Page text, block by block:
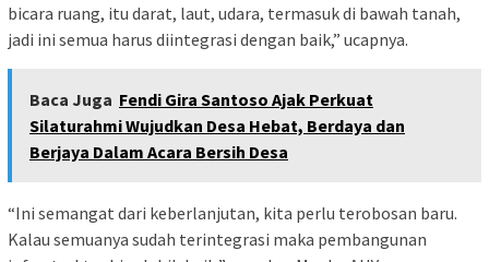
bicara ruang, itu darat, laut, udara, termasuk di bawah tanah,
jadi ini semua harus diintegrasi dengan baik,” ucapnya.
Baca Juga Fendi Gira Santoso Ajak Perkuat
Silaturahmi Wujudkan Desa Hebat, Berdaya dan
Berjaya Dalam Acara Bersih Desa
“Ini semangat dari keberlanjutan, kita perlu terobosan baru.
Kalau semuanya sudah terintegrasi maka pembangunan